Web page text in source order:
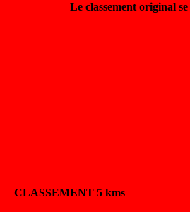
Le classement original
CLASSEMENT 5 kms